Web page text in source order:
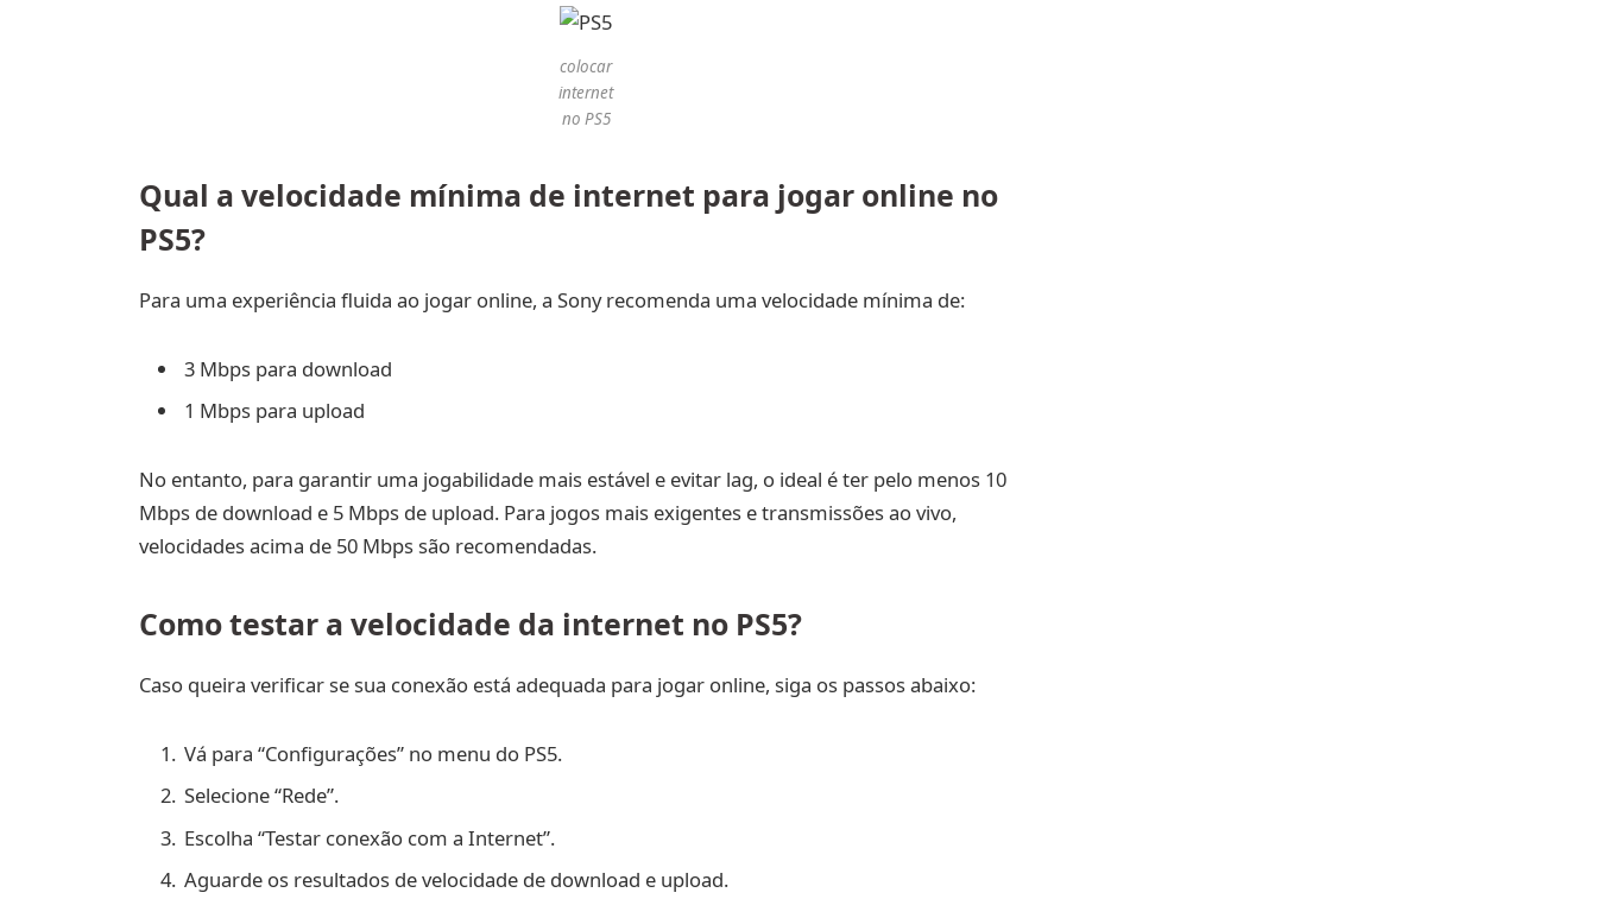
colocar
internet
no PS5
Qual a velocidade mínima de internet para jogar online no
PS5?
Para uma experiência fluida ao jogar online, a Sony recomenda uma velocidade mínima de:
3 Mbps para download
1 Mbps para upload
No entanto, para garantir uma jogabilidade mais estável e evitar lag, o ideal é ter pelo menos 10
Mbps de download e 5 Mbps de upload. Para jogos mais exigentes e transmissões ao vivo,
velocidades acima de 50 Mbps são recomendadas.
Como testar a velocidade da internet no PS5?
Caso queira verificar se sua conexão está adequada para jogar online, siga os passos abaixo:
Vá para “Configurações” no menu do PS5.
Selecione “Rede”.
Escolha “Testar conexão com a Internet”.
Aguarde os resultados de velocidade de download e upload.